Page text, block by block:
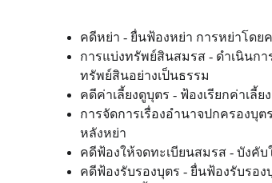
คดีหย่า - ยื่นฟ้องหย่า การหย่าโด
การแบ่งทรัพย์สินสมรส - ดำเนินก
ทรัพย์สินอย่างเป็นธรรม
คดีค่าเลี้ยงดูบุตร - ฟ้องเรียกค่าเลี้
การจัดการเรื่องอำนาจปกครองบุ
หลังหย่า
คดีฟ้องให้จดทะเบียนสมรส - บังคั
คดีฟ้องรับรองบุตร - ยื่นฟ้องรับรอ